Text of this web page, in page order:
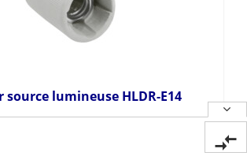
lumineuse HLDR-E14